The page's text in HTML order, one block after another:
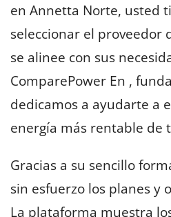
en Annetta Norte, usted
seleccionar el proveedor
se alinee con sus
ComparePower En ,
dedicamos a ayudarte a
energía más rentable de
Gracias a su sencillo
sin esfuerzo los planes y
La plataforma muestra